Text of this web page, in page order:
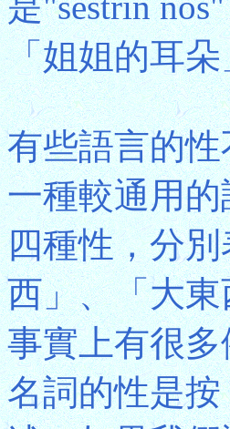
「姐姐的耳朵
有些語言的
一種較通用
四種性，分
西」、「大
事實上有很
名詞的性是